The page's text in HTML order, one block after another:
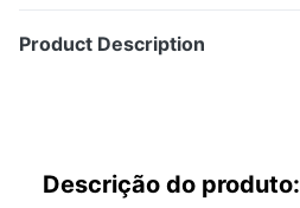
Product Description
Descrição do produto: